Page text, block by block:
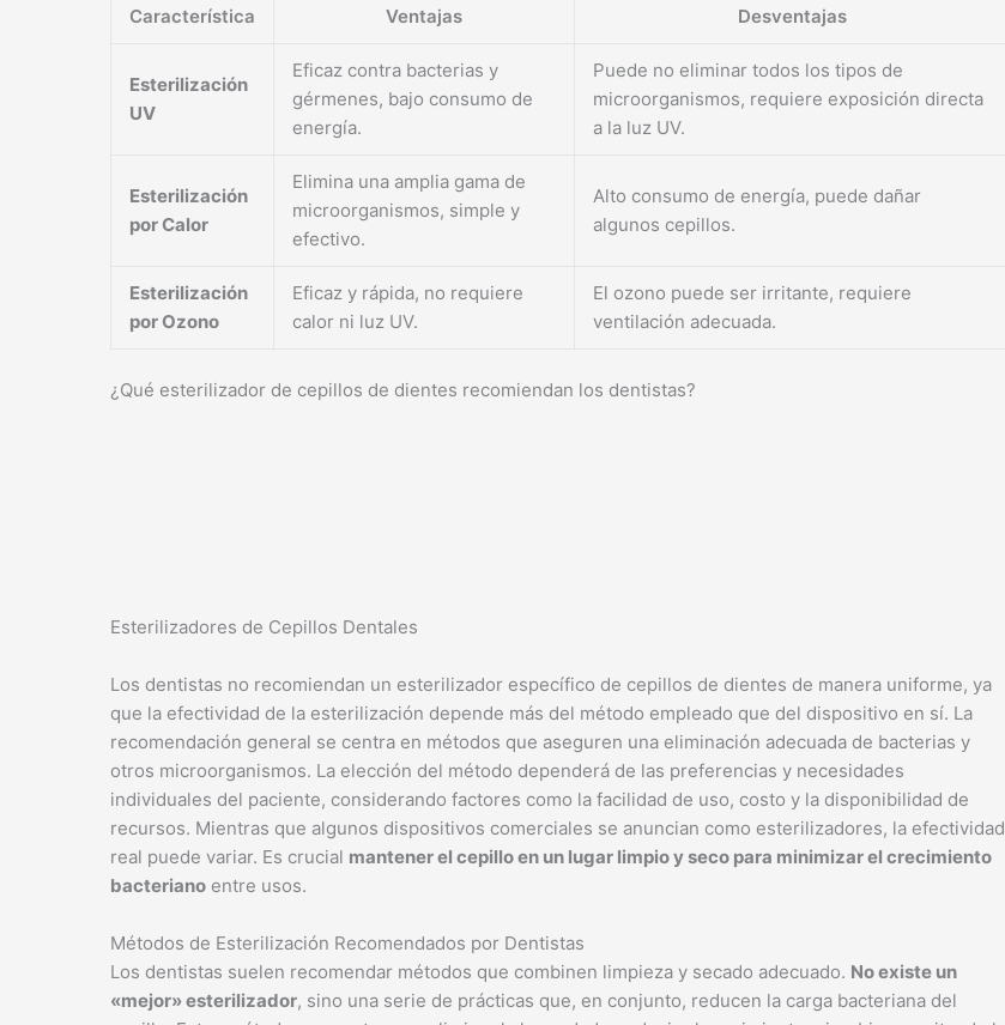
Característica Ventajas Desventajas
Esterilización
UV
Eficaz contra bacterias y
gérmenes, bajo consumo de
energía.
Puede no eliminar todos los tipos de
microorganismos, requiere exposición directa
a la luz UV.
Esterilización
por Calor
Elimina una amplia gama de
microorganismos, simple y
efectivo.
Alto consumo de energía, puede dañar
algunos cepillos.
Esterilización
por Ozono
Eficaz y rápida, no requiere
calor ni luz UV.
El ozono puede ser irritante, requiere
ventilación adecuada.
¿Qué esterilizador de cepillos de dientes recomiendan los dentistas?
Esterilizadores de Cepillos Dentales
Los dentistas no recomiendan un esterilizador específico de cepillos de dientes de manera uniforme, ya
que la efectividad de la esterilización depende más del método empleado que del dispositivo en sí. La
recomendación general se centra en métodos que aseguren una eliminación adecuada de bacterias y
otros microorganismos. La elección del método dependerá de las preferencias y necesidades
individuales del paciente, considerando factores como la facilidad de uso, costo y la disponibilidad de
recursos. Mientras que algunos dispositivos comerciales se anuncian como esterilizadores, la efectividad
real puede variar. Es crucial mantener el cepillo en un lugar limpio y seco para minimizar el crecimiento
bacteriano entre usos.
Métodos de Esterilización Recomendados por Dentistas
Los dentistas suelen recomendar métodos que combinen limpieza y secado adecuado. No existe un
«mejor» esterilizador, sino una serie de prácticas que, en conjunto, reducen la carga bacteriana del